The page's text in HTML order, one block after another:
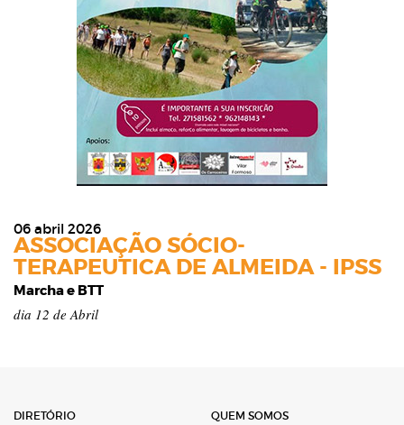
06 abril 2026
ASSOCIAÇÃO SÓCIO-
TERAPEUTICA DE ALMEIDA - IPSS
Marcha e BTT
dia 12 de Abril
DIRETÓRIO
QUEM SOMOS